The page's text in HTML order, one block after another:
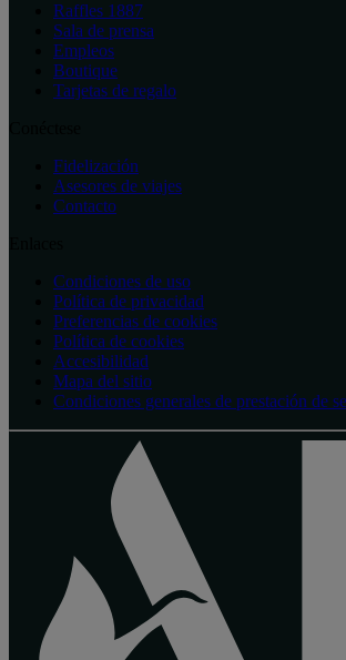
Raffles 1887
Sala de prensa
Empleos
Boutique
Tarjetas de regalo
Fidelización
Asesores de viajes
Contacto
Condiciones de uso
Política de privacidad
Preferencias de cookies
Política de cookies
Accesibilidad
Mapa del sitio
Condiciones generales de prestación de